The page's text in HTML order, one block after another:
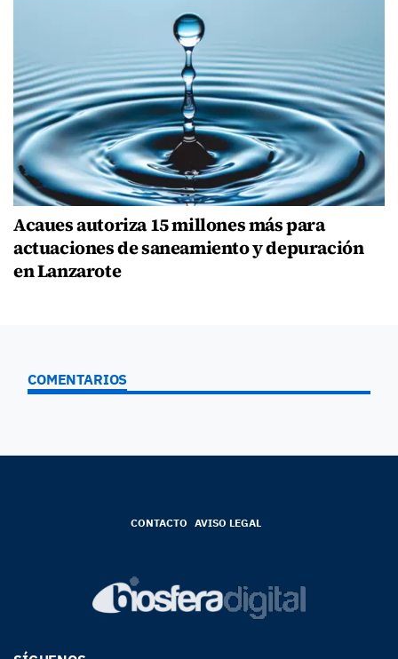
Acaues autoriza 15 millones más para
actuaciones de saneamiento y depuración
en Lanzarote
COMENTARIOS
CONTACTO AVISO LEGAL